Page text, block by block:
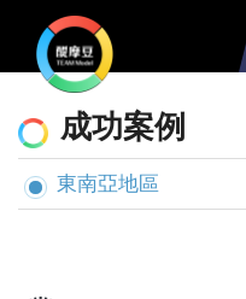
態
與
案
成功案例
東南亞地區